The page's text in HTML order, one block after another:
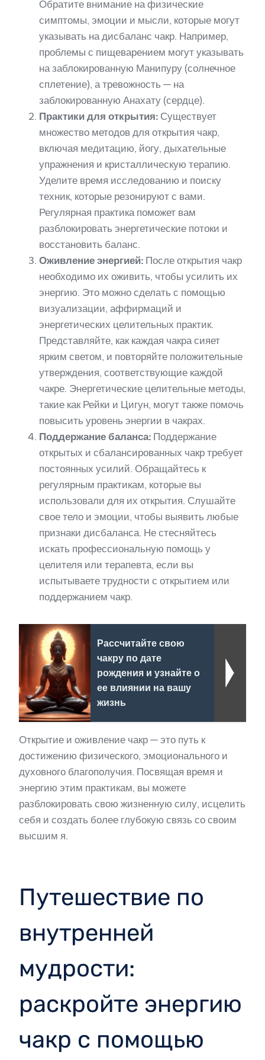
Обратите внимание на физические
симптомы, эмоции и мысли, которые могут
указывать на дисбаланс чакр. Например,
проблемы с пищеварением могут указывать
на заблокированную Манипуру (солнечное
сплетение), а тревожность — на
заблокированную Анахату (сердце).
Практики для открытия: Существует
множество методов для открытия чакр,
включая медитацию, йогу, дыхательные
упражнения и кристаллическую терапию.
Уделите время исследованию и поиску
техник, которые резонируют с вами.
Регулярная практика поможет вам
разблокировать энергетические потоки и
восстановить баланс.
Оживление энергией: После открытия чакр
необходимо их оживить, чтобы усилить их
энергию. Это можно сделать с помощью
визуализации, аффирмаций и
энергетических целительных практик.
Представляйте, как каждая чакра сияет
ярким светом, и повторяйте положительные
утверждения, соответствующие каждой
чакре. Энергетические целительные методы,
такие как Рейки и Цигун, могут также помочь
повысить уровень энергии в чакрах.
Поддержание баланса: Поддержание
открытых и сбалансированных чакр требует
постоянных усилий. Обращайтесь к
регулярным практикам, которые вы
использовали для их открытия. Слушайте
свое тело и эмоции, чтобы выявить любые
признаки дисбаланса. Не стесняйтесь
искать профессиональную помощь у
целителя или терапевта, если вы
испытываете трудности с открытием или
поддержанием чакр.
Рассчитайте свою
чакру по дате
рождения и узнайте о
ее влиянии на вашу
жизнь
Открытие и оживление чакр — это путь к
достижению физического, эмоционального и
духовного благополучия. Посвящая время и
энергию этим практикам, вы можете
разблокировать свою жизненную силу, исцелить
себя и создать более глубокую связь со своим
высшим я.
Путешествие по
внутренней
мудрости:
раскройте энергию
чакр с помощью